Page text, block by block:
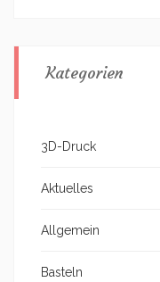
Kategorien
3D-Druck
Aktuelles
Allgemein
Basteln